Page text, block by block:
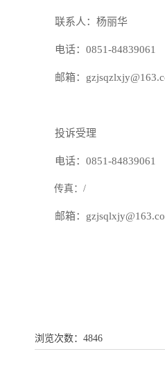
联系人：杨丽华
电话： 0851-84839061
邮箱：
投诉受理
电话： 0851-84839061
传真： /
邮箱：
浏览次数： 4846